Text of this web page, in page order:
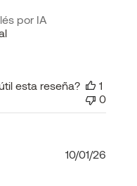
por IA
esta reseña?
1
0
10/01/26